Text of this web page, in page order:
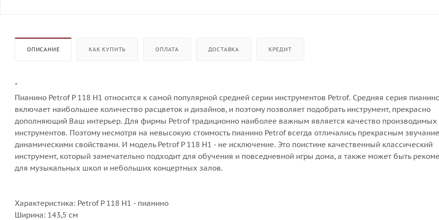
ОПИСАНИЕ КАК КУПИТЬ ОПЛАТА ДОСТАВКА КРЕДИТ
"
Пианино Petrof P 118 H1 относится к самой популярной средней серии инструментов Petrof. Средняя серия
включает наибольшее количество расцветок и дизайнов, и поэтому позволяет подобрать инструмент, прекрасно
дополняющий Ваш интерьер. Для фирмы Petrof традиционно наиболее важным является качество производимых
инструментов. Поэтому несмотря на невысокую стоимость пианино Petrof всегда отличались прекрасным
динамическими свойствами. И модель Petrof P 118 H1 - не исключение. Это поистине качественный классический
инструмент, который замечательно подходит для обучения и повседневной игры дома, а также может быть
для музыкальных школ и небольших концертных залов.
Характеристика: Petrof P 118 H1 - пианино
Ширина: 143,5 см